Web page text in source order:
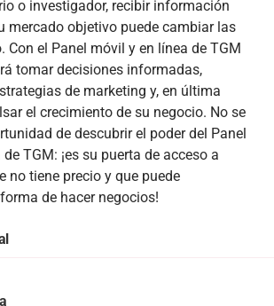
o investigador, recibir información
mercado objetivo puede cambiar las
Con el Panel móvil y en línea de TGM
tomar decisiones informadas,
de marketing y, en última
el crecimiento de su negocio. No se
de descubrir el poder del Panel
TGM: ¡es su puerta de acceso a
no tiene precio y que puede
de hacer negocios!